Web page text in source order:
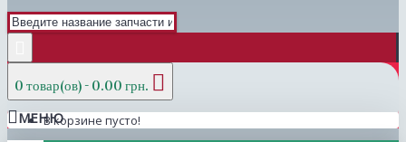
0 товар(ов) - 0.00 грн.
В корзине пусто!
МЕНЮ